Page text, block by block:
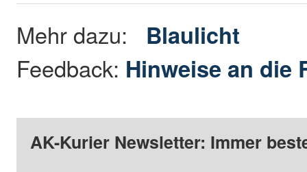
Mehr dazu: Blaulicht
Feedback: Hinweise an die
AK-Kurier Newsletter: Immer